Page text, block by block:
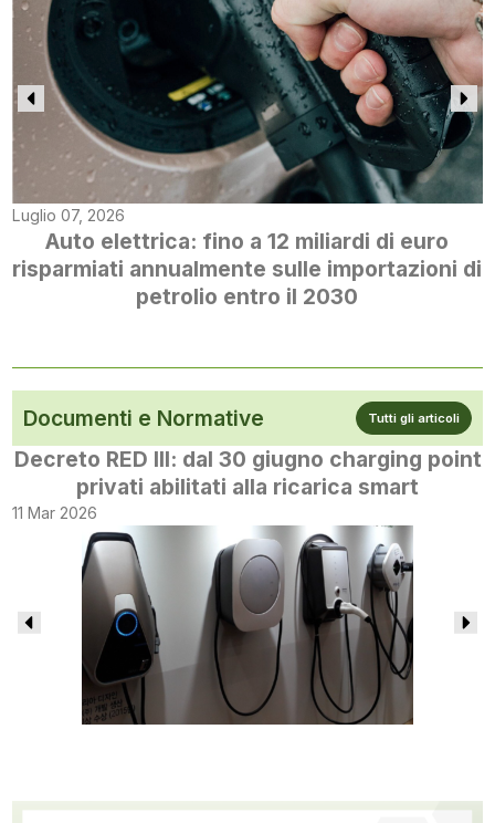
Luglio 07, 2026
Auto elettrica: fino a 12 miliardi di euro
risparmiati annualmente sulle importazioni di
petrolio entro il 2030
Documenti e Normative Tutti gli articoli
Decreto RED III: dal 30 giugno charging point
privati abilitati alla ricarica smart
11 Mar 2026